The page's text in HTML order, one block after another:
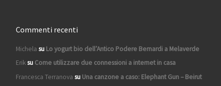
Commenti recenti
Michela su Lo yogurt bio dell’Antico Podere Bernardi a Melaverde
Eriksu Come utilizzare due connessioni a internet in casa
Francesca Terranova su Una canzone a caso: Elephant Gun – Beirut